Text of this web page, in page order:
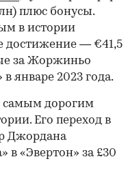
плюс бонусы.
в истории
достижение — €41,5
за Жоржиньо
январе 2023 года.
самым дорогим
Его переход в
Джордана
в «Эвертон» за £30